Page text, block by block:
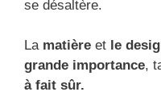
se désaltère.
La matière et le
grande importance,
à fait sûr.